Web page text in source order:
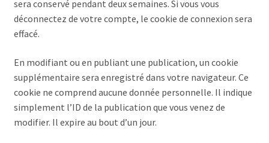
sera conservé pendant deux semaines. Si vous vous
déconnectez de votre compte, le cookie de connexion sera
effacé.
En modifiant ou en publiant une publication, un cookie
supplémentaire sera enregistré dans votre navigateur. Ce
cookie ne comprend aucune donnée personnelle. Il indique
simplement l’ID de la publication que vous venez de
modifier. Il expire au bout d’un jour.